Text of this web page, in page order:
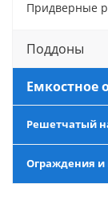
Придверные
Поддоны
Емкостное
Решетчатый
Ограждения и